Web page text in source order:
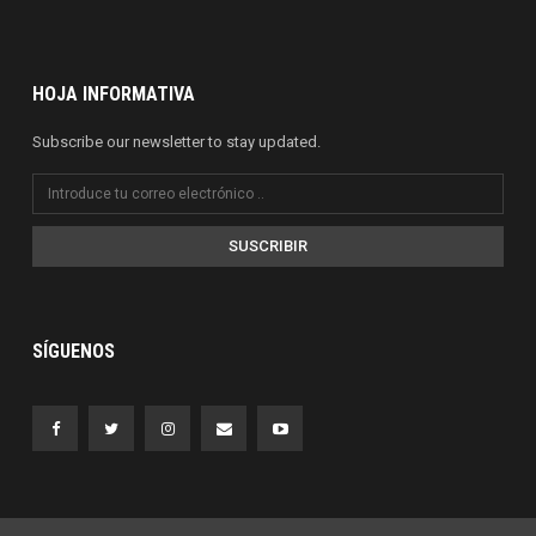
HOJA INFORMATIVA
Subscribe our newsletter to stay updated.
SUSCRIBIR
SÍGUENOS